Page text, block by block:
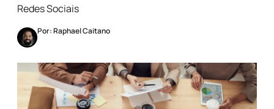
Redes Sociais
Por: Raphael Caitano